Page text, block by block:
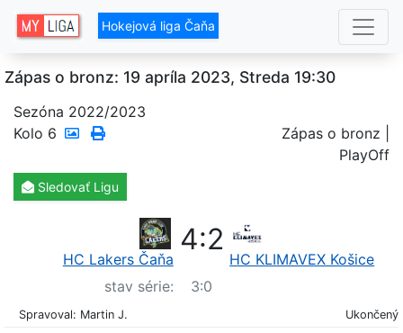
Hokejová liga Čaňa
Zápas o bronz: 19 apríla 2023, Streda 19:30
Sezóna 2022/2023
Kolo 6
Zápas o bronz |
PlayOff
Sledovať Ligu
HC Lakers Čaňa
4:2
HC KLIMAVEX Košice
stav série:
3:0
Spravoval: Martin J. Ukončený